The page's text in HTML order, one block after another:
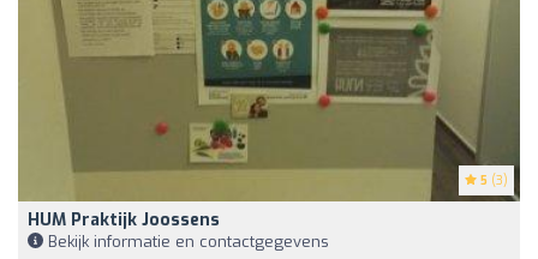
5 (3)
HUM Praktijk Joossens
Bekijk informatie en contactgegevens